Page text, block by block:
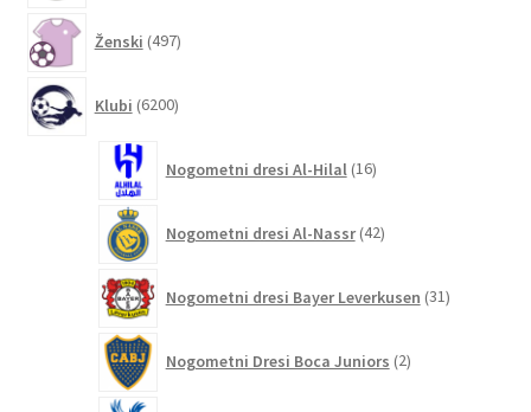
Ženski 497izdelkov
Klubi 6200izdelkov
Nogometni dresi Al-Hilal 16izdelkov
Nogometni dresi Al-Nassr 42izdelkov
Nogometni dresi Bayer Leverkusen 31izdelkov
Nogometni Dresi Boca Juniors 2izdelka